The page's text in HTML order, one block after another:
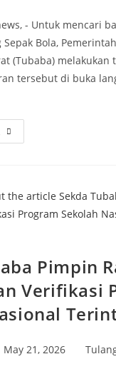
- Untuk mencari
Bola,
(Tubaba) melakukan
tersebut di buka
HUT
Tubaba
Gelar
Football
Liga
U-
Pimpin
Verifikasi
Post
May 21, 2026
Post